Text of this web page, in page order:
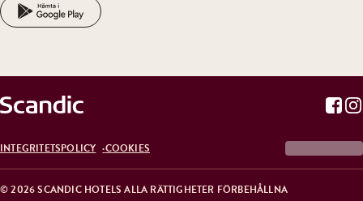
© 2026 SCANDIC HOTELS ALLA RÄTTIGHETER FÖRBEHÅLLNA
INTEGRITETSPOLICY COOKIES